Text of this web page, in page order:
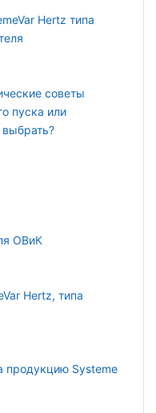
Hertz типа
советы
пуска или
выбрать?
ОВиК
Hertz, типа
продукцию Systeme